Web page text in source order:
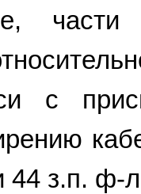
части
с
44 з.п. ф-